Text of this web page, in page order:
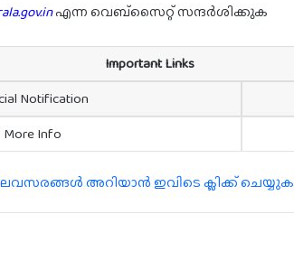
എന്ന വെബ്സൈറ്റ് സന്ദർശിക്കുക
Important Links
Notification
More Info
അറിയാൻ ഇവിടെ ക്ലിക്ക് ചെയ്യുക